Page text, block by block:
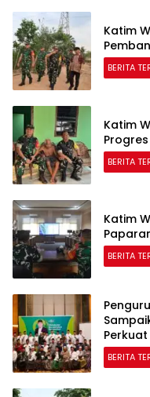
Katim
BERITA
Katim
Progres
BERITA
Katim
BERITA
BERITA